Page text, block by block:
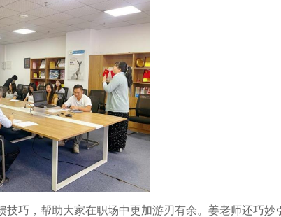
巧，帮助大家在职场中更加游刃有余。姜老师还巧妙